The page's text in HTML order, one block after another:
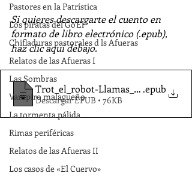
Pastores en la Patrística
Los piratas del Go'El
Chifladuras pastorales d ls Afueras
Relatos de las Afueras I
Las Sombras
Vampiro malagueño
La tormenta pálida
Rimas periféricas
Relatos de las Afueras II
Los casos de «El Cuervo»
Si quieres descargarte el cuento en
formato de libro electrónico (.epub),
haz clic aquí debajo.
Trot_el_robot-Llamas_JM_.epub
Descargar EPUB • 76KB